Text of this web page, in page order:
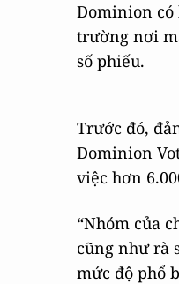
Dominion có
trường nơi
số phiếu.
Trước đó,
Dominion
việc hơn
“Nhóm của
cũng như rà
mức độ phổ